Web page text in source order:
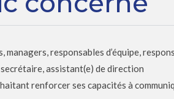
managers, responsables d’équipe,
secrétaire, assistant(e) de direction
renforcer ses capacités à